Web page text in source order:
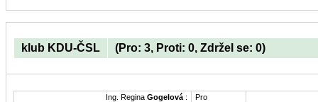
klub KDU-ČSL (Pro: 3, Proti: 0, Zdržel se: 0)
Ing. Regina Gogelová : Pro